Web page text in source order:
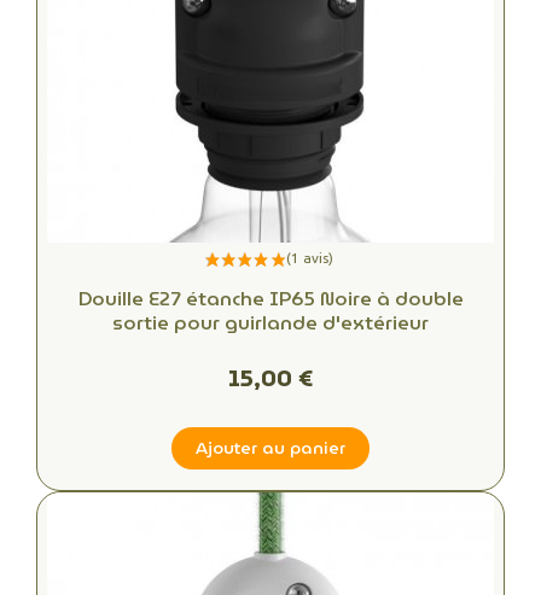
Douille E27 étanche IP65 Noire à double
sortie pour guirlande d'extérieur
15,00 €
Ajouter au panier